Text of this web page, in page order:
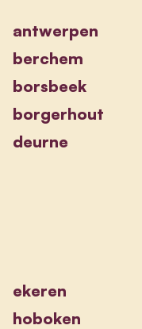
antwerpen
berchem
borsbeek
borgerhout
deurne
ekeren
hoboken